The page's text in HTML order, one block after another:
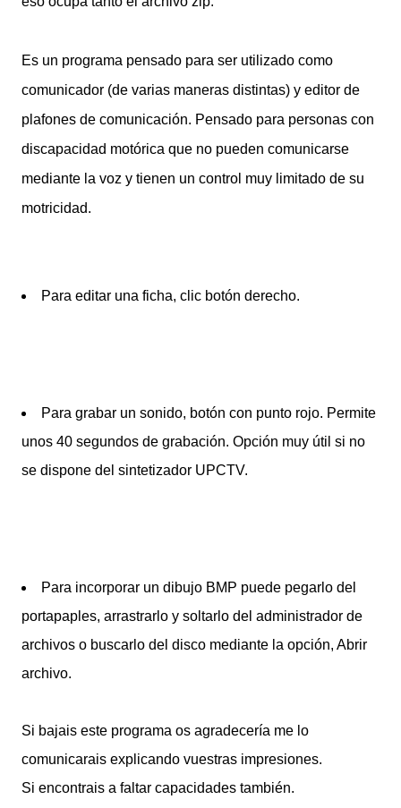
Es un programa pensado para ser utilizado como
comunicador (de varias maneras distintas) y editor de
plafones de comunicación. Pensado para personas con
discapacidad motórica que no pueden comunicarse
mediante la voz y tienen un control muy limitado de su
motricidad.
Para editar una ficha, clic botón derecho.
Para grabar un sonido, botón con punto rojo. Permite
unos 40 segundos de grabación. Opción muy útil si no
se dispone del sintetizador UPCTV.
Para incorporar un dibujo BMP puede pegarlo del
portapaples, arrastrarlo y soltarlo del administrador de
archivos o buscarlo del disco mediante la opción, Abrir
archivo.
Si bajais este programa os agradecería me lo
comunicarais explicando vuestras impresiones.
Si encontrais a faltar capacidades también.